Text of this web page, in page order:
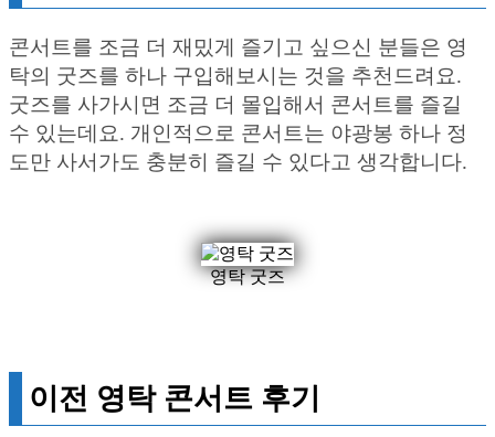
콘서트를 조금 더 재밌게 즐기고 싶으신 분들은 영
탁의 굿즈를 하나 구입해보시는 것을 추천드려요.
굿즈를 사가시면 조금 더 몰입해서 콘서트를 즐길
수 있는데요. 개인적으로 콘서트는 야광봉 하나 정
도만 사서가도 충분히 즐길 수 있다고 생각합니다.
영탁 굿즈
이전 영탁 콘서트 후기